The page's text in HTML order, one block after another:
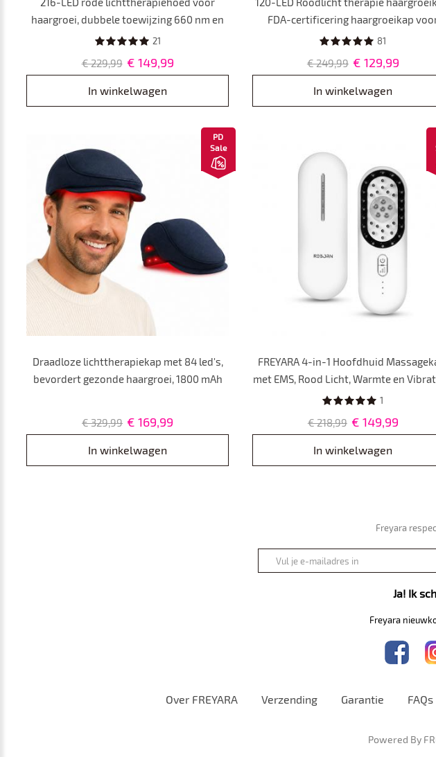
haargroei, dubbele toewijzing 660 nm en
850 nm
21
€ 229,99 € 149,99
In winkelwagen
FDA-certificering haargroeikap
mannen en vrouwen,
Haaruitvalbehandeling.Plug-in-stijl.
81
€ 249,99 € 129,99
In winkelwagen
PD
Sale
Draadloze lichttherapiekap met 84 led's,
bevordert gezonde haargroei, 1800 mAh
€ 329,99 € 169,99
In winkelwagen
FREYARA 4-in-1 Hoofdhuid
met EMS, Rood Licht, Warmte en
Voor Haargroei, Doorbloeding en
1
€ 218,99 € 149,99
In winkelwagen
Freyara
Ja! Ik
Freyara
Over FREYARA Verzending Garantie FAQs
Powered By